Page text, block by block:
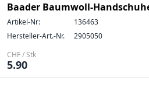
Baader Baumwoll-
Artikel-Nr:
136463
Hersteller-Art.-Nr.
2905050
CHF / Stk
5.90